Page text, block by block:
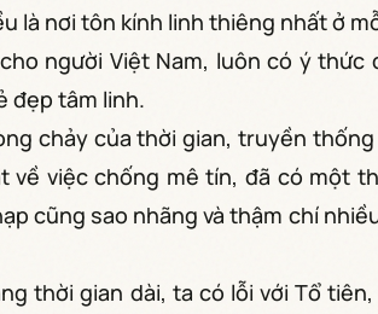
là nơi tôn kính linh thiêng nhất ở
người Việt Nam, luôn có ý thức
đẹp tâm linh.
chảy của thời gian, truyền
về việc chống mê tín, đã có một
cũng sao nhãng và thậm chí
thời gian dài, ta có lỗi với Tổ